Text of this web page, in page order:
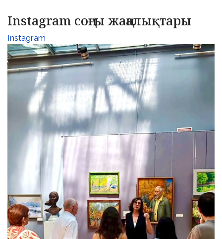
Instagram соңғы жаңалықтары
Instagram